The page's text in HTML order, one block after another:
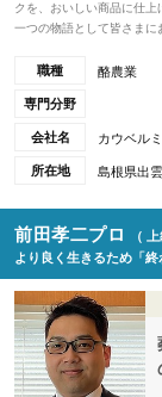
クを、おいしい商品に仕上
一つの物語として皆さまに
職種 酪農業
専門分野
会社名 カウベル
所在地 島根県出
前田孝二プロ
（
より良く生きるため「